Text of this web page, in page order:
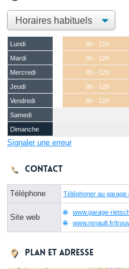
Lundi 8h - 12h
Mardi
8h - 12h
Mercredi
8h - 12h
Jeudi
8h - 12h
Vendredi
8h - 12h
Samedi
Dimanche
Signaler une erreur
Contact
Téléphone Téléphoner au
Site web
www.garage-
www.renault.fr/
Plan et adresse